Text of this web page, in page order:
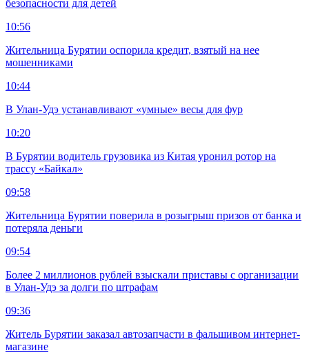
безопасности для детей
10:56
Жительница Бурятии оспорила кредит, взятый на нее
мошенниками
10:44
В Улан-Удэ устанавливают «умные» весы для фур
10:20
В Бурятии водитель грузовика из Китая уронил ротор на
трассу «Байкал»
09:58
Жительница Бурятии поверила в розыгрыш призов от банка и
потеряла деньги
09:54
Более 2 миллионов рублей взыскали приставы с организации
в Улан-Удэ за долги по штрафам
09:36
Житель Бурятии заказал автозапчасти в фальшивом интернет-
магазине